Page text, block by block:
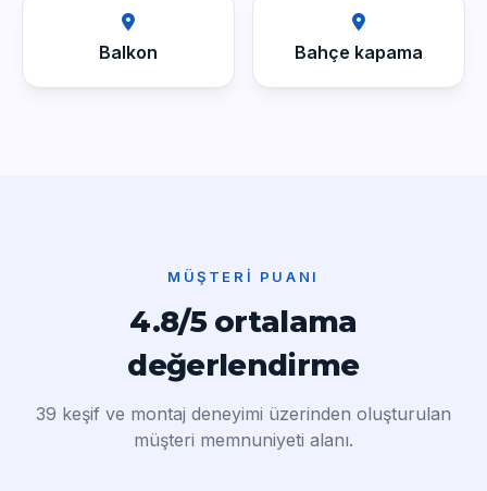
Balkon Bahçe kapama
MÜŞTERI PUANI
4.8/5 ortalama
değerlendirme
39 keşif ve montaj deneyimi üzerinden oluşturulan
müşteri memnuniyeti alanı.